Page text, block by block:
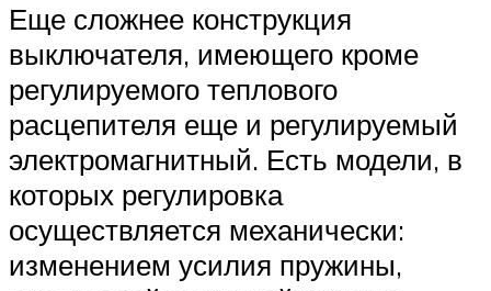
Еще сложнее конструкция
выключателя, имеющего кроме
регулируемого теплового
расцепителя еще и регулируемый
электромагнитный. Есть модели, в
которых регулировка
осуществляется механически:
изменением усилия пружины,